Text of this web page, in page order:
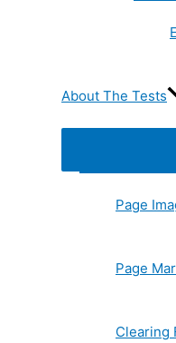
About The Tests
Page
Page
Clearing